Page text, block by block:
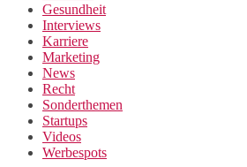
Gesundheit
Interviews
Karriere
Marketing
News
Recht
Sonderthemen
Startups
Videos
Werbespots